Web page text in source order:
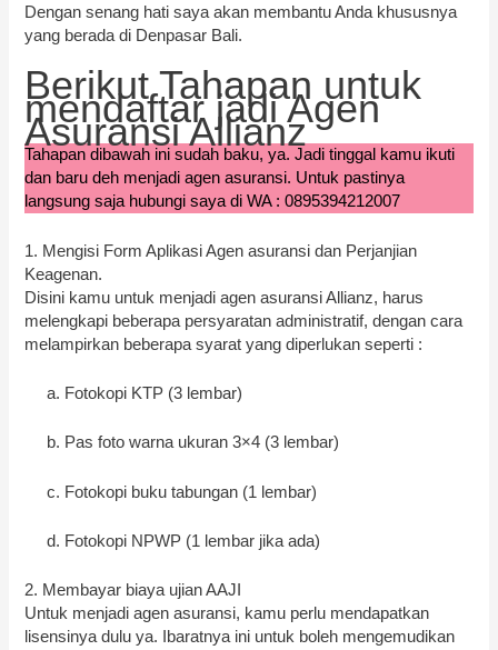
Dengan senang hati saya akan membantu Anda khususnya
yang berada di Denpasar Bali.
Berikut Tahapan untuk
mendaftar jadi Agen
Asuransi Allianz
Tahapan dibawah ini sudah baku, ya. Jadi tinggal kamu ikuti
dan baru deh menjadi agen asuransi. Untuk pastinya
langsung saja hubungi saya di WA : 0895394212007
1. Mengisi Form Aplikasi Agen asuransi dan Perjanjian
Keagenan.
Disini kamu untuk menjadi agen asuransi Allianz, harus
melengkapi beberapa persyaratan administratif, dengan cara
melampirkan beberapa syarat yang diperlukan seperti :
a. Fotokopi KTP (3 lembar)
b. Pas foto warna ukuran 3×4 (3 lembar)
c. Fotokopi buku tabungan (1 lembar)
d. Fotokopi NPWP (1 lembar jika ada)
2. Membayar biaya ujian AAJI
Untuk menjadi agen asuransi, kamu perlu mendapatkan
lisensinya dulu ya. Ibaratnya ini untuk boleh mengemudikan